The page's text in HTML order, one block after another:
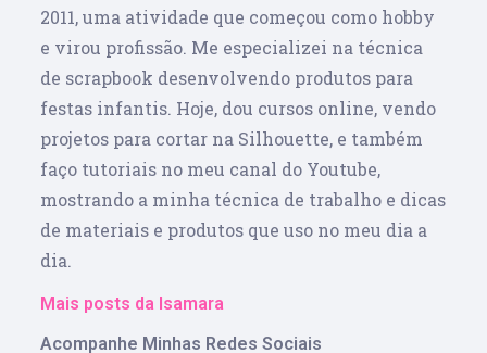
2011, uma atividade que começou como hobby
e virou profissão. Me especializei na técnica
de scrapbook desenvolvendo produtos para
festas infantis. Hoje, dou cursos online, vendo
projetos para cortar na Silhouette, e também
faço tutoriais no meu canal do Youtube,
mostrando a minha técnica de trabalho e dicas
de materiais e produtos que uso no meu dia a
dia.
Mais posts da Isamara
Acompanhe Minhas Redes Sociais